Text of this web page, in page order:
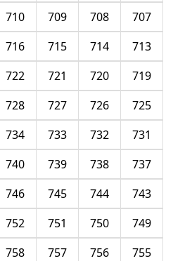
707
708
709
710
713
714
715
716
719
720
721
722
725
726
727
728
731
732
733
734
737
738
739
740
743
744
745
746
749
750
751
752
755
756
757
758